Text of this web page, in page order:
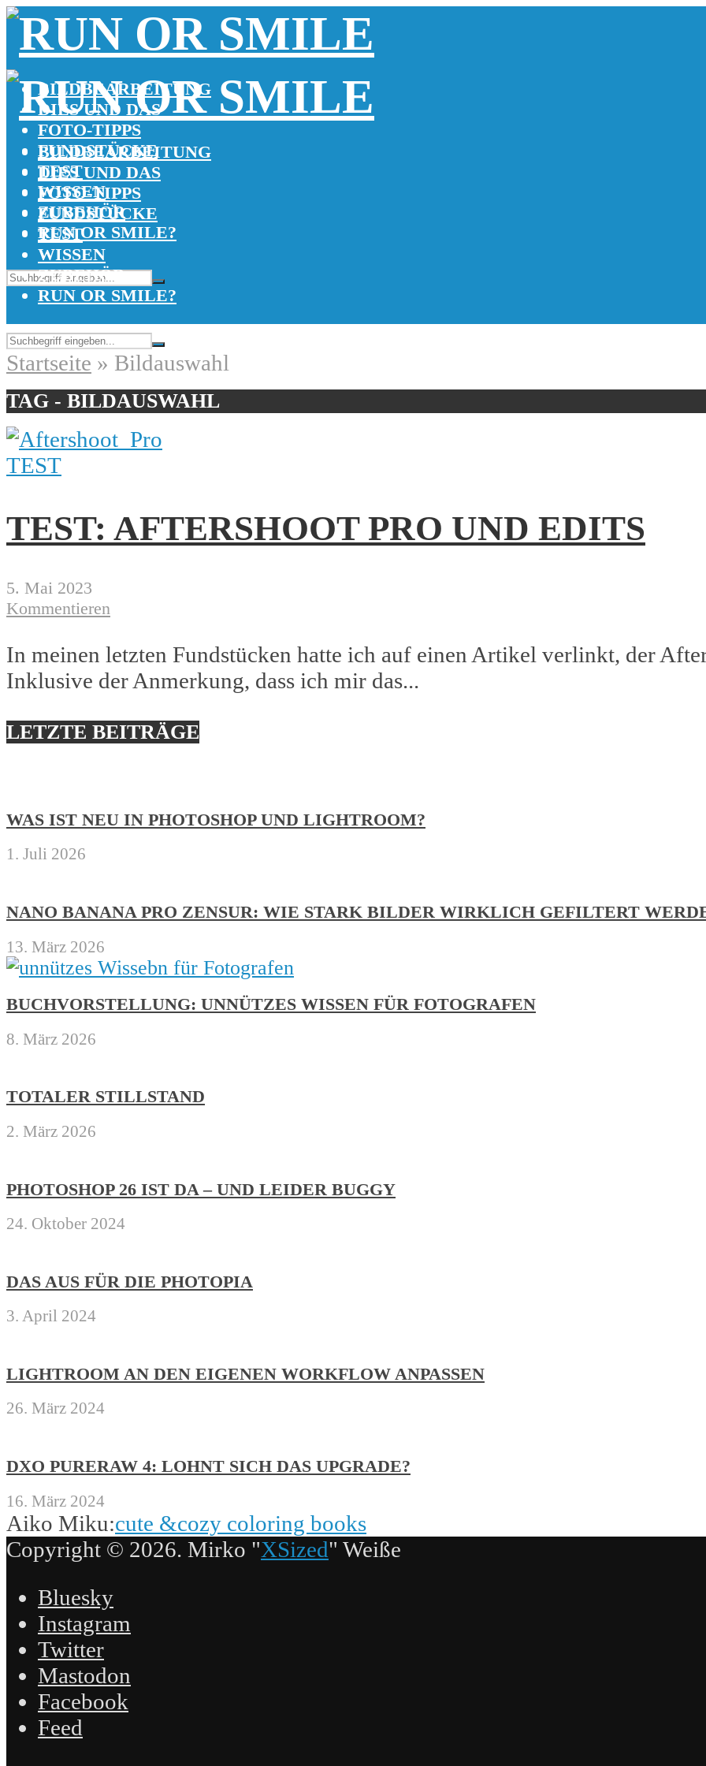
BILDBEARBEITUNG
DIES UND DAS
FOTO-TIPPS
FUNDSTÜCKE
TEST
WISSEN
ZUBEHÖR
RUN OR SMILE?
BILDBEARBEITUNG
DIES UND DAS
FOTO-TIPPS
FUNDSTÜCKE
TEST
WISSEN
ZUBEHÖR
RUN OR SMILE?
Startseite » Bildauswahl
TAG - BILDAUSWAHL
TEST
TEST: AFTERSHOOT PRO UND EDITS
5. Mai 2023
Kommentieren
In meinen letzten Fundstücken hatte ich auf einen Artikel verlinkt, der
Inklusive der Anmerkung, dass ich mir das...
LETZTE BEITRÄGE
WAS IST NEU IN PHOTOSHOP UND LIGHTROOM?
1. Juli 2026
NANO BANANA PRO ZENSUR: WIE STARK BILDER WIRKLICH GEFILTERT
13. März 2026
BUCHVORSTELLUNG: UNNÜTZES WISSEN FÜR FOTOGRAFEN
8. März 2026
TOTALER STILLSTAND
2. März 2026
PHOTOSHOP 26 IST DA – UND LEIDER BUGGY
24. Oktober 2024
DAS AUS FÜR DIE PHOTOPIA
3. April 2024
LIGHTROOM AN DEN EIGENEN WORKFLOW ANPASSEN
26. März 2024
DXO PURERAW 4: LOHNT SICH DAS UPGRADE?
16. März 2024
Aiko Miku:cute &cozy coloring books
Copyright © 2026. Mirko "XSized" Weiße
Bluesky
Instagram
Twitter
Mastodon
Facebook
Feed